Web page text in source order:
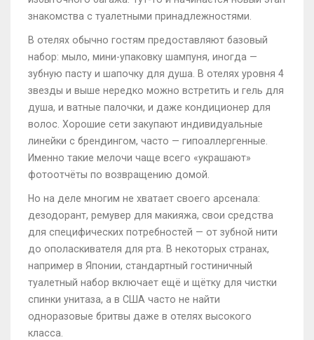
знакомства с туалетными принадлежностями.
В отелях обычно гостям предоставляют базовый
набор: мыло, мини-упаковку шампуня, иногда —
зубную пасту и шапочку для душа. В отелях уровня 4
звезды и выше нередко можно встретить и гель для
душа, и ватные палочки, и даже кондиционер для
волос. Хорошие сети закупают индивидуальные
линейки с брендингом, часто — гипоаллергенные.
Именно такие мелочи чаще всего «украшают»
фотоотчёты по возвращению домой.
Но на деле многим не хватает своего арсенала:
дезодорант, ремувер для макияжа, свои средства
для специфических потребностей — от зубной нити
до ополаскивателя для рта. В некоторых странах,
например в Японии, стандартный гостиничный
туалетный набор включает ещё и щётку для чистки
спинки унитаза, а в США часто не найти
одноразовые бритвы даже в отелях высокого
класса.